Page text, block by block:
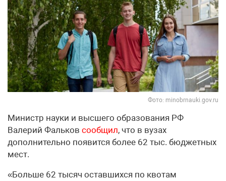
Фото: minobrnauki.gov.ru
Министр науки и высшего образования РФ
Валерий Фальков сообщил, что в вузах
дополнительно появится более 62 тыс. бюджетных
мест.
«Больше 62 тысяч оставшихся по квотам